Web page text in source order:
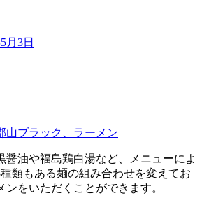
月3日
山ブラック、ラーメン
醤油や福島鶏白湯など、メニューによ
類もある麺の組み合わせを変えてお
ンをいただくことができます。